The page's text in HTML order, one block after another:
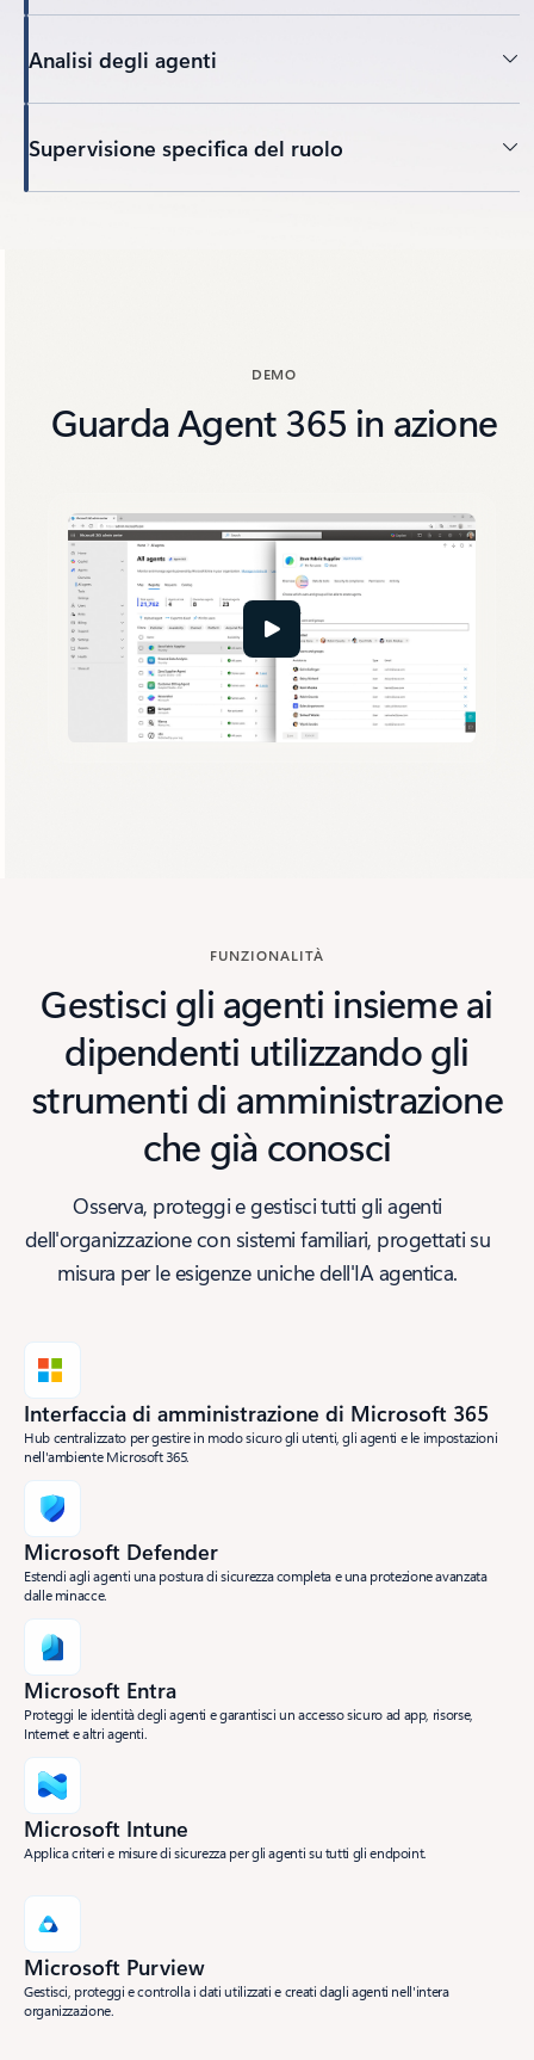
Analisi degli agenti
Supervisione specifica del ruolo
DEMO
Guarda Agent 365 in azione
FUNZIONALITÀ
Gestisci gli agenti insieme ai
dipendenti utilizzando gli
strumenti di amministrazione
che già conosci
Osserva, proteggi e gestisci tutti gli agenti
dell'organizzazione con sistemi familiari, progettati su
misura per le esigenze uniche dell'IA agentica.
Interfaccia di amministrazione di Microsoft 365
Hub centralizzato per gestire in modo sicuro gli utenti, gli agenti e le impostazioni
nell'ambiente Microsoft 365.
Microsoft Defender
Estendi agli agenti una postura di sicurezza completa e una protezione avanzata
dalle minacce.
Microsoft Entra
Proteggi le identità degli agenti e garantisci un accesso sicuro ad app, risorse,
Internet e altri agenti.
Microsoft Intune
Applica criteri e misure di sicurezza per gli agenti su tutti gli endpoint.
Microsoft Purview
Gestisci, proteggi e controlla i dati utilizzati e creati dagli agenti nell'intera
organizzazione.